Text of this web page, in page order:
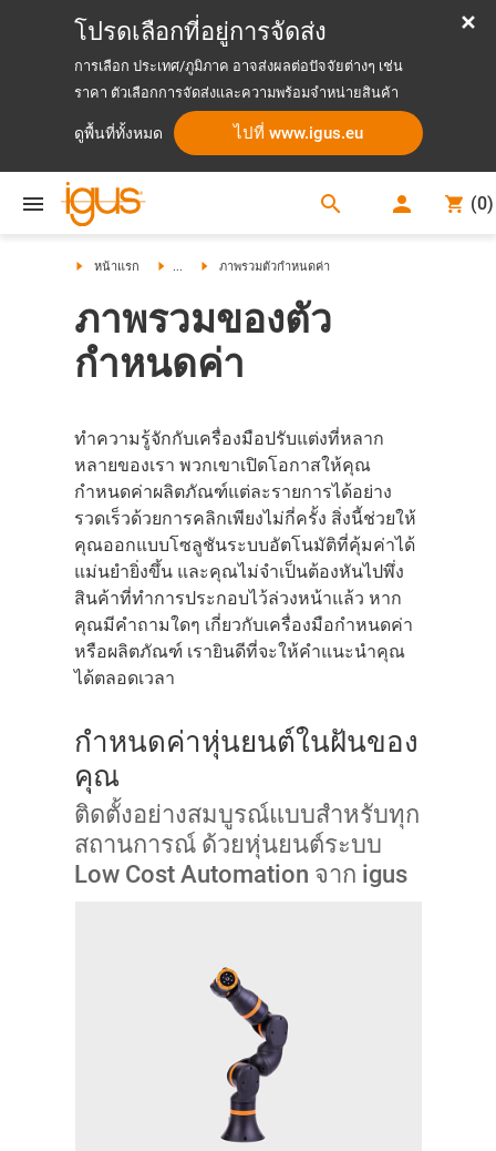
โปรดเลือกที่อยู่การจัดส่ง
การเลือก ประเทศ/ภูมิภาค อาจส่งผลต่อปัจจัยต่างๆ เช่น
ราคา ตัวเลือกการจัดส่งและความพร้อมจำหน่ายสินค้า
ดูพื้นที่ทั้งหมด ไปที่ www.igus.eu
search (0)
หน้าแรก ... ภาพรวมตัวกำหนดค่า
ภาพรวมของตัว
กำหนดค่า
ทำความรู้จักกับเครื่องมือปรับแต่งที่หลาก
หลายของเรา พวกเขาเปิดโอกาสให้คุณ
กำหนดค่าผลิตภัณฑ์แต่ละรายการได้อย่าง
รวดเร็วด้วยการคลิกเพียงไม่กี่ครั้ง สิ่งนี้ช่วยให้
คุณออกแบบโซลูชันระบบอัตโนมัติที่คุ้มค่าได้
แม่นยำยิ่งขึ้น และคุณไม่จำเป็นต้องหันไปพึ่ง
สินค้าที่ทำการประกอบไว้ล่วงหน้าแล้ว หาก
คุณมีคำถามใดๆ เกี่ยวกับเครื่องมือกำหนดค่า
หรือผลิตภัณฑ์ เรายินดีที่จะให้คำแนะนำคุณ
ได้ตลอดเวลา
กำหนดค่าหุ่นยนต์ในฝันของ
คุณ
ติดตั้งอย่างสมบูรณ์แบบสำหรับทุก
สถานการณ์ ด้วยหุ่นยนต์ระบบ
Low Cost Automation จาก igus